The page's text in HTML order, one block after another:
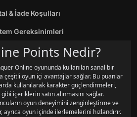
& İade Koşulları
Gereksinimleri
Points Nedir?
Online oyununda kullanılan sanal bir
çeşitli oyun içi avantajlar sağlar. Bu puanlar
kullanılarak karakter güçlendirmeleri,
içeriklerin satın alınmasını sağlar.
oyun deneyimini zenginleştirme ve
oyun içinde ilerlemelerini hızlandırır.